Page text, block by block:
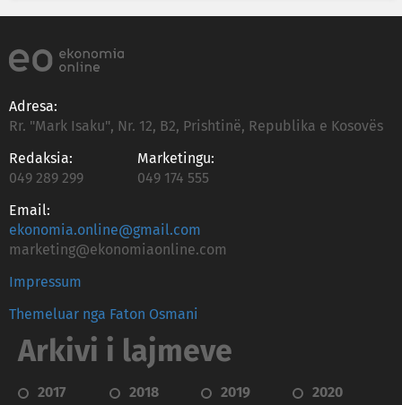
Adresa:
Rr. "Mark Isaku", Nr. 12, B2, Prishtinë, Republika e Kosovës
Redaksia:
049 289 299
Marketingu:
049 174 555
Email:
ekonomia.online@gmail.com
marketing@ekonomiaonline.com
Impressum
Themeluar nga Faton Osmani
Arkivi i lajmeve
2017 2018 2019
2020